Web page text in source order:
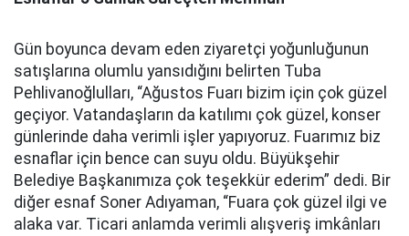
Gün boyunca devam eden ziyaretçi yoğunluğunun
satışlarına olumlu yansıdığını belirten Tuba
Pehlivanoğlulları, “Ağustos Fuarı bizim için çok güzel
geçiyor. Vatandaşların da katılımı çok güzel, konser
günlerinde daha verimli işler yapıyoruz. Fuarımız biz
esnaflar için bence can suyu oldu. Büyükşehir
Belediye Başkanımıza çok teşekkür ederim” dedi. Bir
diğer esnaf Soner Adıyaman, “Fuara çok güzel ilgi ve
alaka var. Ticari anlamda verimli alışveriş imkânları